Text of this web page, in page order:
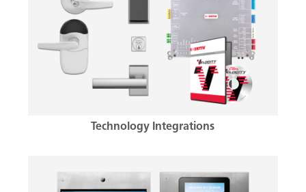
Technology Integrations